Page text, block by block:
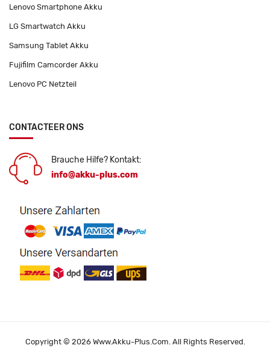
Lenovo Smartphone Akku
LG Smartwatch Akku
Samsung Tablet Akku
Fujifilm Camcorder Akku
Lenovo PC Netzteil
CONTACTEER ONS
Brauche Hilfe? Kontakt:
info@akku-plus.com
Copyright © 2026 Www.akku-Plus.com. All Rights Reserved.